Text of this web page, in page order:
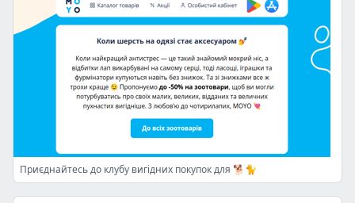
Приєднайтесь до клубу вигідних покупок для 🐕🐈